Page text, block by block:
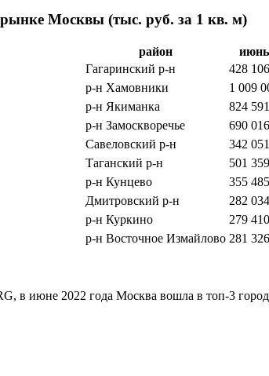
Москвы (тыс. руб. за 1 кв. м)
район июнь
Гагаринский р-н
428 106
р-н Хамовники
1 009
р-н Якиманка
824 591
р-н Замоскворечье
690 016
Савеловский р-н
342 051
Таганский р-н
501 359
р-н Кунцево
355 485
Дмитровский р-н
282 034
р-н Куркино
279 410
р-н Восточное Измайлово 281 326
в июне 2022 года Москва вошла в топ-3